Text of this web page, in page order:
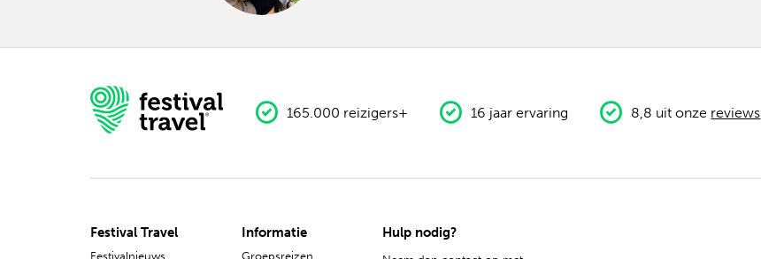
165.000 reizigers+ 16 jaar ervaring 8,8 uit onze reviews
Festival Travel
Festivalnieuws
Informatie
Groepsreizen
Hulp nodig?